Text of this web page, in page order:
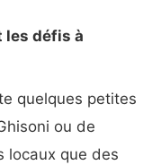
défis à
quelques petites
ou de
locaux que des